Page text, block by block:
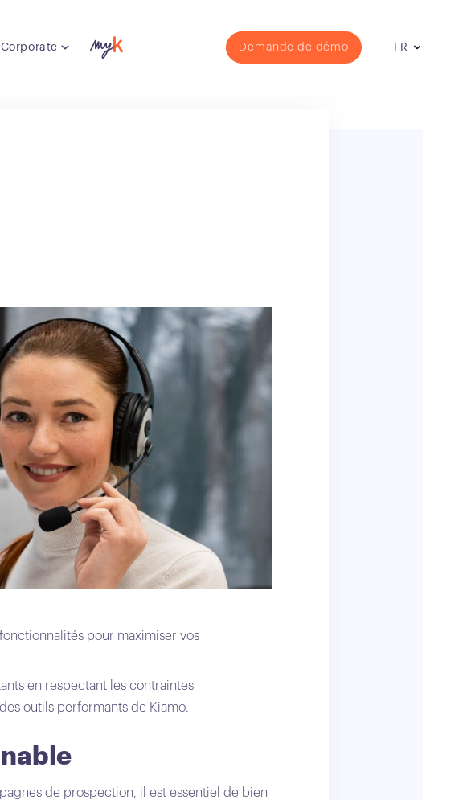
Corporate Demande de démo FR
pour maximiser vos
en respectant les contraintes
outils performants de Kiamo.
de prospection, il est essentiel de bien